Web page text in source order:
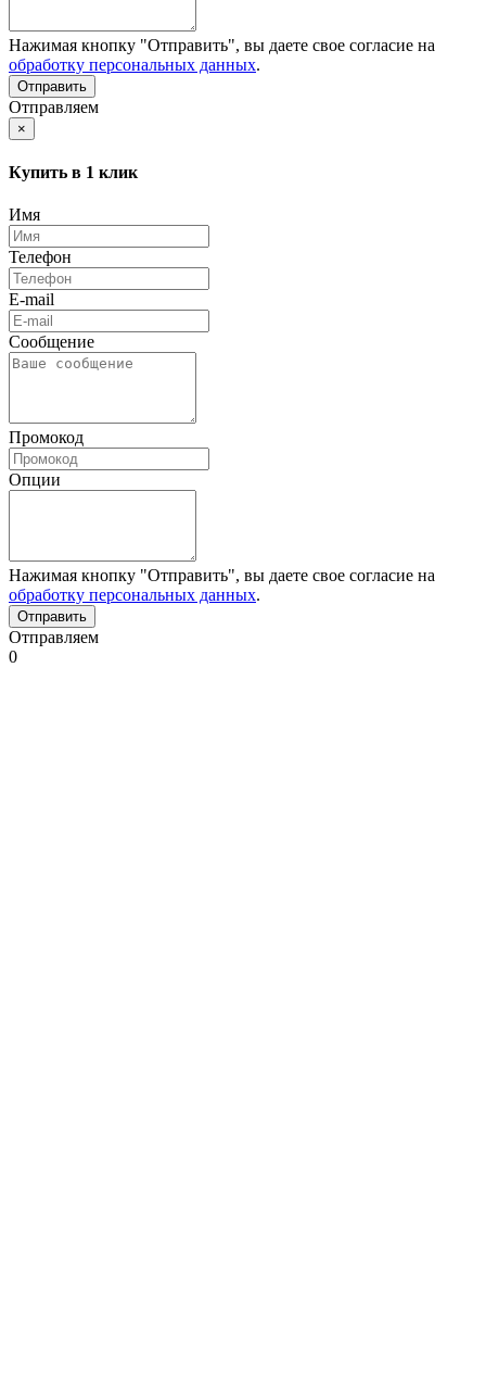
Нажимая кнопку "Отправить", вы даете свое согласие на
обработку персональных данных.
Отправляем
×
Купить в 1 клик
Имя
Телефон
E-mail
Сообщение
Промокод
Опции
Нажимая кнопку "Отправить", вы даете свое согласие на
обработку персональных данных.
Отправляем
0